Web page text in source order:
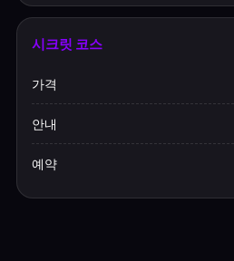
시크릿 코스
가격
안내
예약